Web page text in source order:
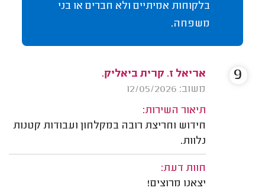
בלקוחות אמיתיים ולא חברים או בני
משפחה.
אריאל ז. קרית ביאליק.
משוב: 12/05/2026
תיאור השירות:
חידוש וחריצת רובה במקלחון ועבודות קטנות
נלוות.
חוות דעת:
יצאנו מרוצים!
9